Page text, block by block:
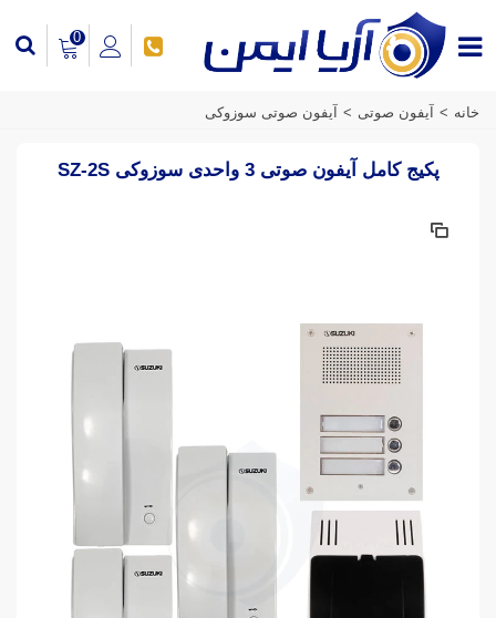
0
خانه > آیفون صوتی > آیفون صوتی سوزوکی
پکیج کامل آیفون صوتی 3 واحدی سوزوکی SZ-2S